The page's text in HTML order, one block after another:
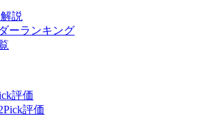
説
ーランキング
評価
評価